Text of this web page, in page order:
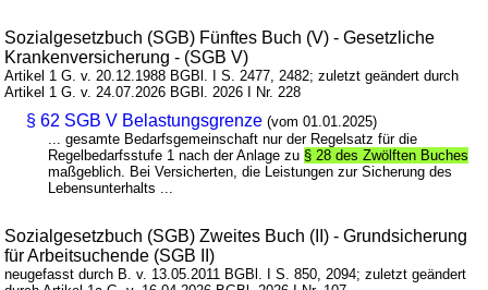
Sozialgesetzbuch (SGB) Fünftes Buch (V) - Gesetzliche
Krankenversicherung - (SGB V)
Artikel 1 G. v. 20.12.1988 BGBl. I S. 2477, 2482; zuletzt geändert durch
Artikel 1 G. v. 24.07.2026 BGBl. 2026 I Nr. 228
§ 62 SGB V Belastungsgrenze (vom 01.01.2025)
... gesamte Bedarfsgemeinschaft nur der Regelsatz für die
Regelbedarfsstufe 1 nach der Anlage zu § 28 des Zwölften Buches
maßgeblich. Bei Versicherten, die Leistungen zur Sicherung des
Lebensunterhalts ...
Sozialgesetzbuch (SGB) Zweites Buch (II) - Grundsicherung
für Arbeitsuchende (SGB II)
neugefasst durch B. v. 13.05.2011 BGBl. I S. 850, 2094; zuletzt geändert